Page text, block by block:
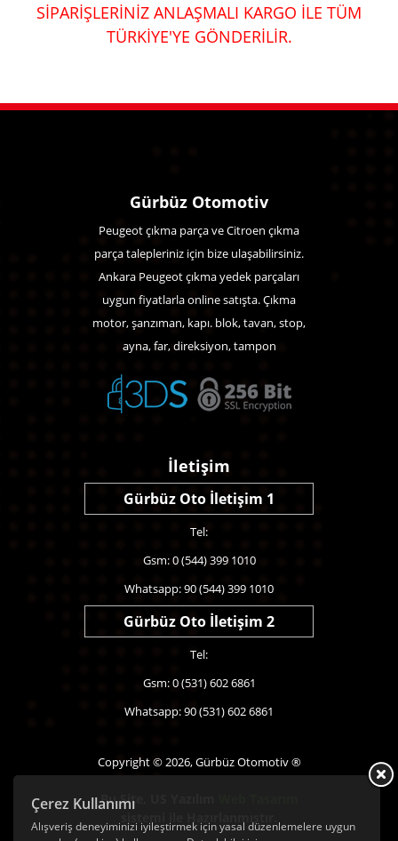
SİPARİŞLERİNİZ ANLAŞMALI KARGO İLE TÜM
TÜRKİYE'YE GÖNDERİLİR.
Çerez Kullanımı
Alışveriş deneyiminizi iyileştirmek için yasal düzenlemelere uygun
Gürbüz Otomotiv
Peugeot çıkma parça ve Citroen çıkma
parça talepleriniz için bize ulaşabilirsiniz.
Ankara Peugeot çıkma yedek parçaları
uygun fiyatlarla online satışta. Çıkma
motor, şanzıman, kapı. blok, tavan, stop,
ayna, far, direksiyon, tampon
İletişim
Gürbüz Oto İletişim 1
Tel:
Gsm: 0 (544) 399 1010
Whatsapp: 90 (544) 399 1010
Gürbüz Oto İletişim 2
Tel:
Gsm: 0 (531) 602 6861
Whatsapp: 90 (531) 602 6861
Copyright © 2026, Gürbüz Otomotiv ®
Bu Site,